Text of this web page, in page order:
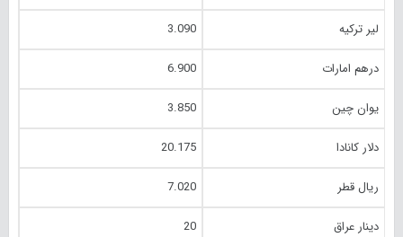
لیر ترکیه 3.090
درهم امارات 6.900
یوان چین 3.850
دلار کانادا 20.175
ریال قطر 7.020
دینار عراق 20